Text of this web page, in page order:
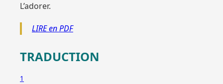
L’adorer.
LIRE en PDF
TRADUCTION
1